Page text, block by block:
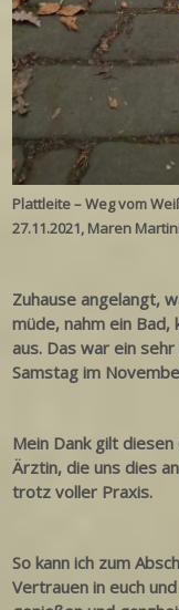
Plattleite – Weg vom
27.11.2021, Maren
Zuhause angelangt,
müde, nahm ein
aus. Das war ein
Samstag im
Mein Dank gilt
Ärztin, die uns dies
trotz voller Praxis.
So kann ich zum
Vertrauen in euch